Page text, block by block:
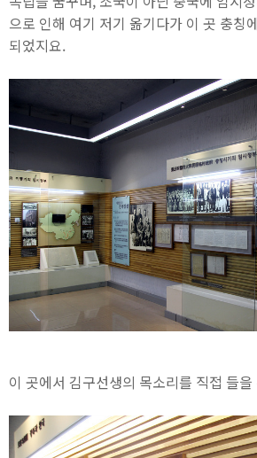
으로 인해 여기 저기 옮기다가 이 곳 충칭
되었지요.
이 곳에서 김구선생의 목소리를 직접 들